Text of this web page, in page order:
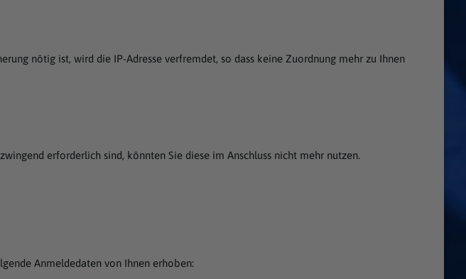
nötig ist, wird die IP-Adresse verfremdet, so dass keine Zuordnung mehr zu Ihnen
erforderlich sind, könnten Sie diese im Anschluss nicht mehr nutzen.
Anmeldedaten von Ihnen erhoben: